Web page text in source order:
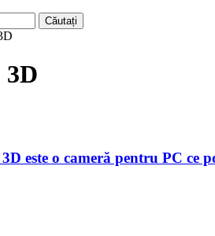
3D
este o cameră pentru PC ce